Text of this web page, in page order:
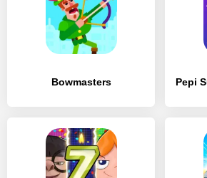
Bowmasters